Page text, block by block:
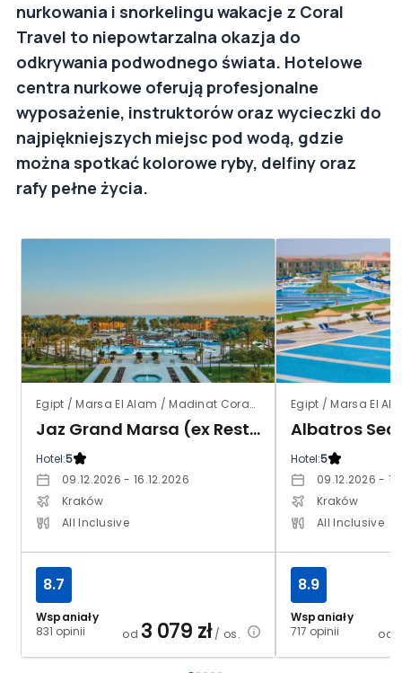
nurkowania i snorkelingu wakacje z Coral
Travel to niepowtarzalna okazja do
odkrywania podwodnego świata. Hotelowe
centra nurkowe oferują profesjonalne
wyposażenie, instruktorów oraz wycieczki do
najpiękniejszych miejsc pod wodą, gdzie
można spotkać kolorowe ryby, delfiny oraz
rafy pełne życia.
Egipt / Marsa El Alam / Madinat Coraya
Jaz Grand Marsa (ex Resta Grand Resort)
Hotel:5
09.12.2026 - 16.12.2026
Kraków
All Inclusive
Wspaniały
831 opinii
8.7
od 3 079 zł/ os.
Egipt / Marsa El
Hotel:5
09.12.2026 -
Kraków
All Inclusive
Wspaniały
717 opinii
8.9
od